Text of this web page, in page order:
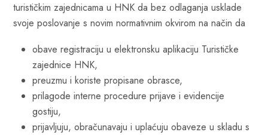
turističkim zajednicama u HNK da bez odlaganja usklade
svoje poslovanje s novim normativnim okvirom na način da
obave registraciju u elektronsku aplikaciju Turističke
zajednice HNK,
preuzmu i koriste propisane obrasce,
prilagode interne procedure prijave i evidencije
gostiju,
prijavljuju, obračunavaju i uplaćuju obaveze u skladu s